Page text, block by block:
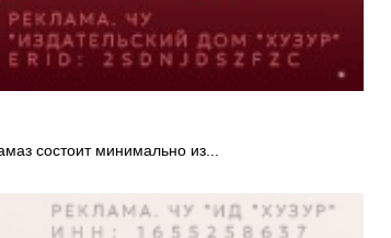
состоит минимально из...